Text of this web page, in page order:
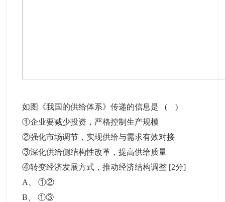
如图《我国的供给体系》传递的信息是 ( )
①企业要减少投资，严格控制生产规模
②强化市场调节，实现供给与需求有效对接
③深化供给侧结构性改革，提高供给质量
④转变经济发展方式，推动经济结构调整 [2分]
A
、①②
B 、①③